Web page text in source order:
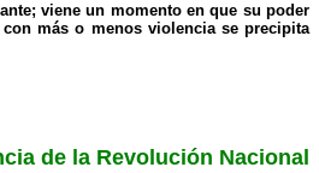
viene un momento en que su poder
más o menos violencia se precipita
de la Revolución Nacional